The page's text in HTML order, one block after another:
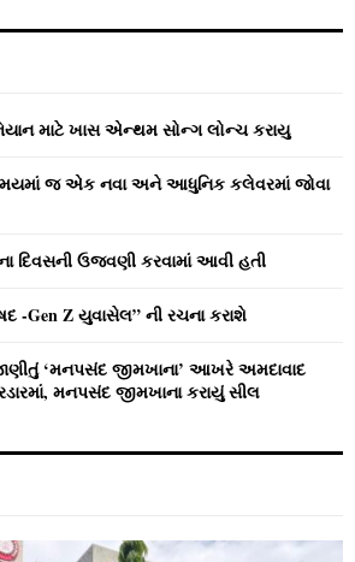
C
માટે ખાસ એન્થમ સોન્ગ લોન્ચ કરાયુ
જ એક નવા અને આધુનિક કલેવરમાં જોવા
દિવસની ઉજવણી કરવામાં આવી હતી
-Gen Z યુવાસેલ” ની રચના કરાશે
‘મનપસંદ જીમખાના’ આખરે અમદાવાદ
મનપસંદ જીમખાના કરાયું સીલ